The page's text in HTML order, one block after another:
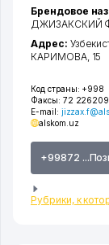
Код страны: +998
Факсы: 72
E-mail:
alskom.uz
+99872
Рубрики, к
Брендовое
ДЖИЗАКСКИЙ
Адрес:
КАРИМОВА, 15